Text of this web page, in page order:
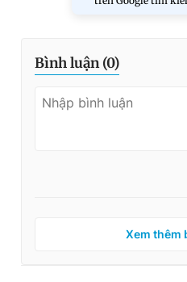
Bình luận (0)
Xem thêm